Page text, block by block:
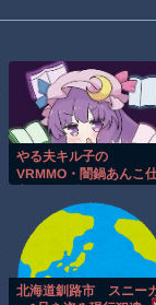
やる夫キル子の
VRMMO・闇鍋あんこ
北海道釧路市 スニー